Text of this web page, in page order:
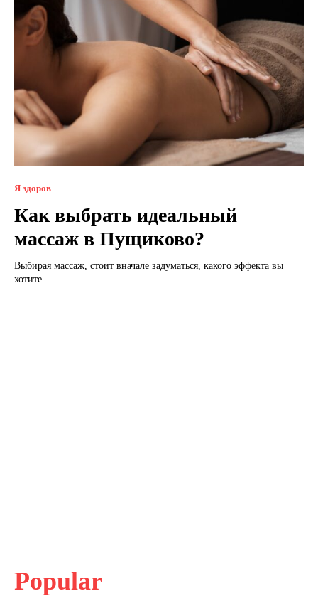
Я здоров
Как выбрать идеальный
массаж в Пущиково?
Выбирая массаж, стоит вначале задуматься, какого эффекта вы
хотите...
Popular